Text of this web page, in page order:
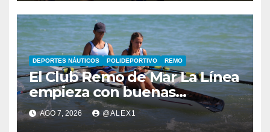
Savoir PT
DEPORTES NÁUTICOS POLIDEPORTIVO REMO
El Club Remo de Mar La Línea
empieza con buenas
sensaciones el Campeonato
de España de Beach Sprint
AGO 7, 2026 @ALEX1